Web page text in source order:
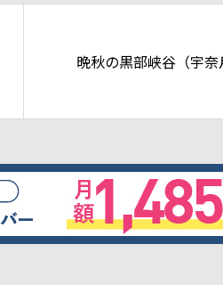
晩秋の黒部峡谷（宇